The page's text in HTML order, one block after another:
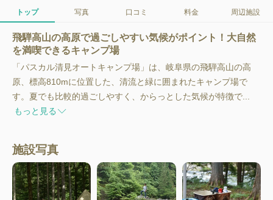
トップ 写真 口コミ 料金 周辺施設
飛騨高山の高原で過ごしやすい気候がポイント！大自然
を満喫できるキャンプ場
「パスカル清見オートキャンプ場」は、岐阜県の飛騨高山の高
原、標高810mに位置した、清流と緑に囲まれたキャンプ場で
す。夏でも比較的過ごしやすく、からっとした気候が特徴で...
もっと見る
施設写真